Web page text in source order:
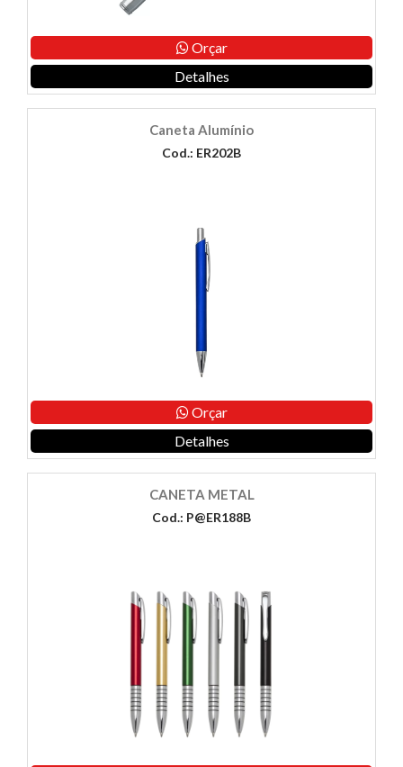
Orçar
Detalhes
Caneta Alumínio
Cod.: ER202B
Orçar
Detalhes
CANETA METAL
Cod.: P@ER188B